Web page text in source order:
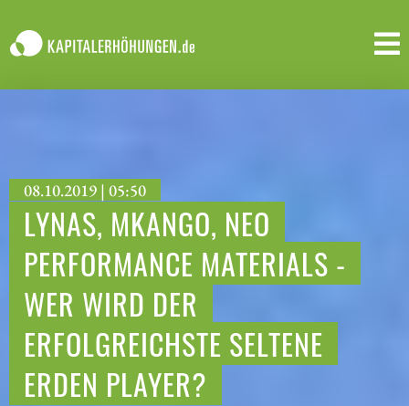
08.10.2019 | 05:50
LYNAS, MKANGO, NEO
PERFORMANCE MATERIALS -
WER WIRD DER
ERFOLGREICHSTE SELTENE
ERDEN PLAYER?